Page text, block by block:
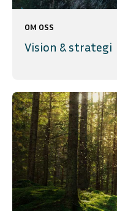
OM OSS
Vision & strategi